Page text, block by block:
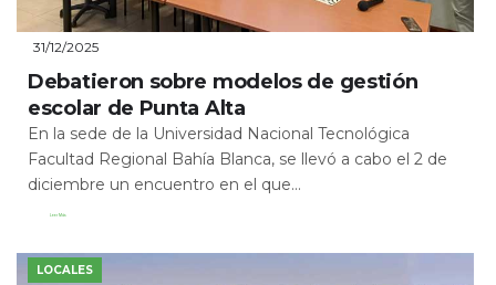
31/12/2025
Debatieron sobre modelos de gestión
escolar de Punta Alta
En la sede de la Universidad Nacional Tecnológica
Facultad Regional Bahía Blanca, se llevó a cabo el 2 de
diciembre un encuentro en el que...
Leer Más
LOCALES